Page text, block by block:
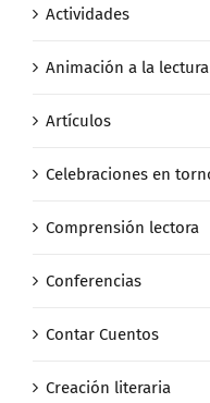
Actividades
Animación a la lectura
Artículos
Celebraciones en
Comprensión lectora
Conferencias
Contar Cuentos
Creación literaria